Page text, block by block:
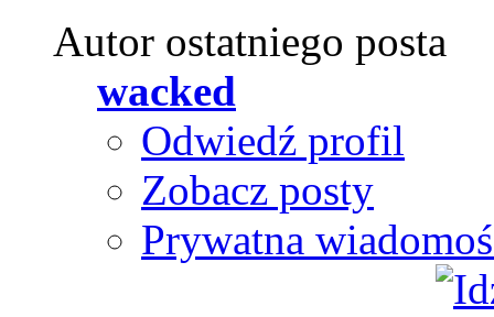
Autor ostatniego posta
wacked
Odwiedź profil
Zobacz posty
Prywatna